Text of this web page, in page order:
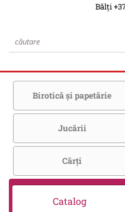
Bălți
Birotică şi papetărie
Jucării
Cărţi
Catalog